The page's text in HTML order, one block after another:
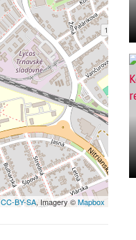
CC-BY-SA, Imagery ©Mapbox